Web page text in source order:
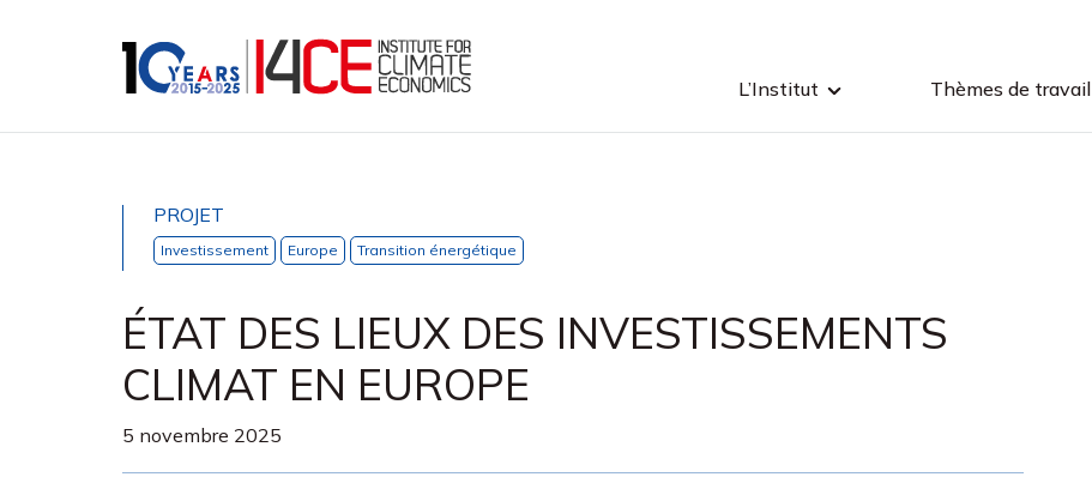
L’Institut Thèmes de travail
PROJET
Investissement Europe Transition énergétique
ÉTAT DES LIEUX DES INVESTISSEMENTS
CLIMAT EN EUROPE
5 novembre 2025